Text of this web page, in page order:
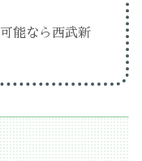
能なら西武新